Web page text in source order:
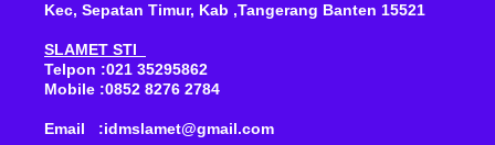
Kec, Sepatan Timur, Kab ,Tangerang Banten 15521
SLAMET STI
Telpon :021 35295862
Mobile :0852 8276 2784
Email :idmslamet@gmail.com